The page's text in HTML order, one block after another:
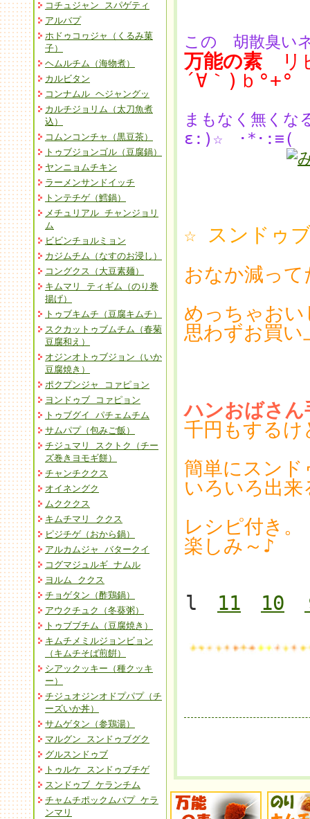
コチュジャン スパゲティ
アルバプ
ホドゥコヮジャ（くるみ菓
子）
ヘムルチム（海物煮）
カルビタン
コンナムル ヘジャングッ
カルチジョリム（太刀魚煮
込）
コムンコンチャ（黒豆茶）
トゥブジョンゴル（豆腐鍋）
ヤンニョムチキン
ラーメンサンドイッチ
トンテチゲ（鱈鍋）
メチュリアル チャンジョリ
ム
ビビンチョルミョン
カジムチム（なすのお浸し）
コングクス（大豆素麺）
キムマリ ティギム（のり巻
揚げ）
トゥブキムチ（豆腐キムチ）
スクカットゥブムチム（春菊
豆腐和え）
オジンオトゥブジョン（いか
豆腐焼き）
ポクプンジャ コァピョン
ヨンドゥブ コァピョン
トゥブグイ パチェムチム
サムパプ（包みご飯）
チジュマリ スクトク（チー
ズ巻きヨモギ餅）
チャンチククス
オイネングク
ムクククス
キムチマリ ククス
ピジチゲ（おから鍋）
アルカムジャ バタークイ
コグマジュルギ ナムル
ヨルム ククス
チョゲタン（酢鶏鍋）
アウクチュク（冬葵粥）
トゥブブチム（豆腐焼き）
キムチメミルジョンビョン
（キムチそば煎餠）
シアックッキー（種クッキ
ー）
チジュオジンオドプパプ（チ
ーズいか丼）
サムゲタン（参鶏湯）
マルグン スンドゥブグク
グルスンドゥブ
トゥルケ スンドゥブチゲ
スンドゥブ ケランチム
チャムチポックムバプ ケラ
ンマリ
この 胡散臭い
万能の素 リ
´∀｀)ｂ°+°
まもなく無く
ε:)☆ ･*･:≡(
☆ スンドゥ
おなか減っ
めっちゃお
思わずお買い
ハンおばさん
千円もするけ
簡単にスン
いろいろ出来
レシピ付き。
楽しみ～♪
l 11 10